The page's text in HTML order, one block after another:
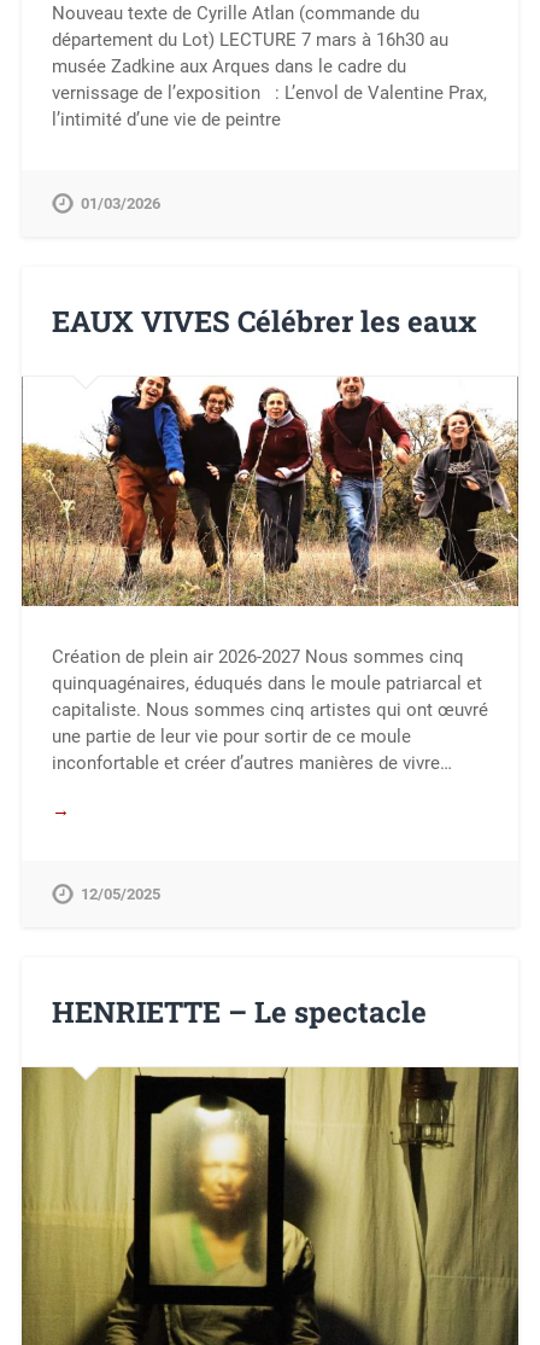
Nouveau texte de Cyrille Atlan (commande du
département du Lot) LECTURE 7 mars à 16h30 au
musée Zadkine aux Arques dans le cadre du
vernissage de l’exposition : L’envol de Valentine Prax,
l’intimité d’une vie de peintre
01/03/2026
EAUX VIVES Célébrer les eaux
Création de plein air 2026-2027 Nous sommes cinq
quinquagénaires, éduqués dans le moule patriarcal et
capitaliste. Nous sommes cinq artistes qui ont œuvré
une partie de leur vie pour sortir de ce moule
inconfortable et créer d’autres manières de vivre…
→
12/05/2025
HENRIETTE – Le spectacle